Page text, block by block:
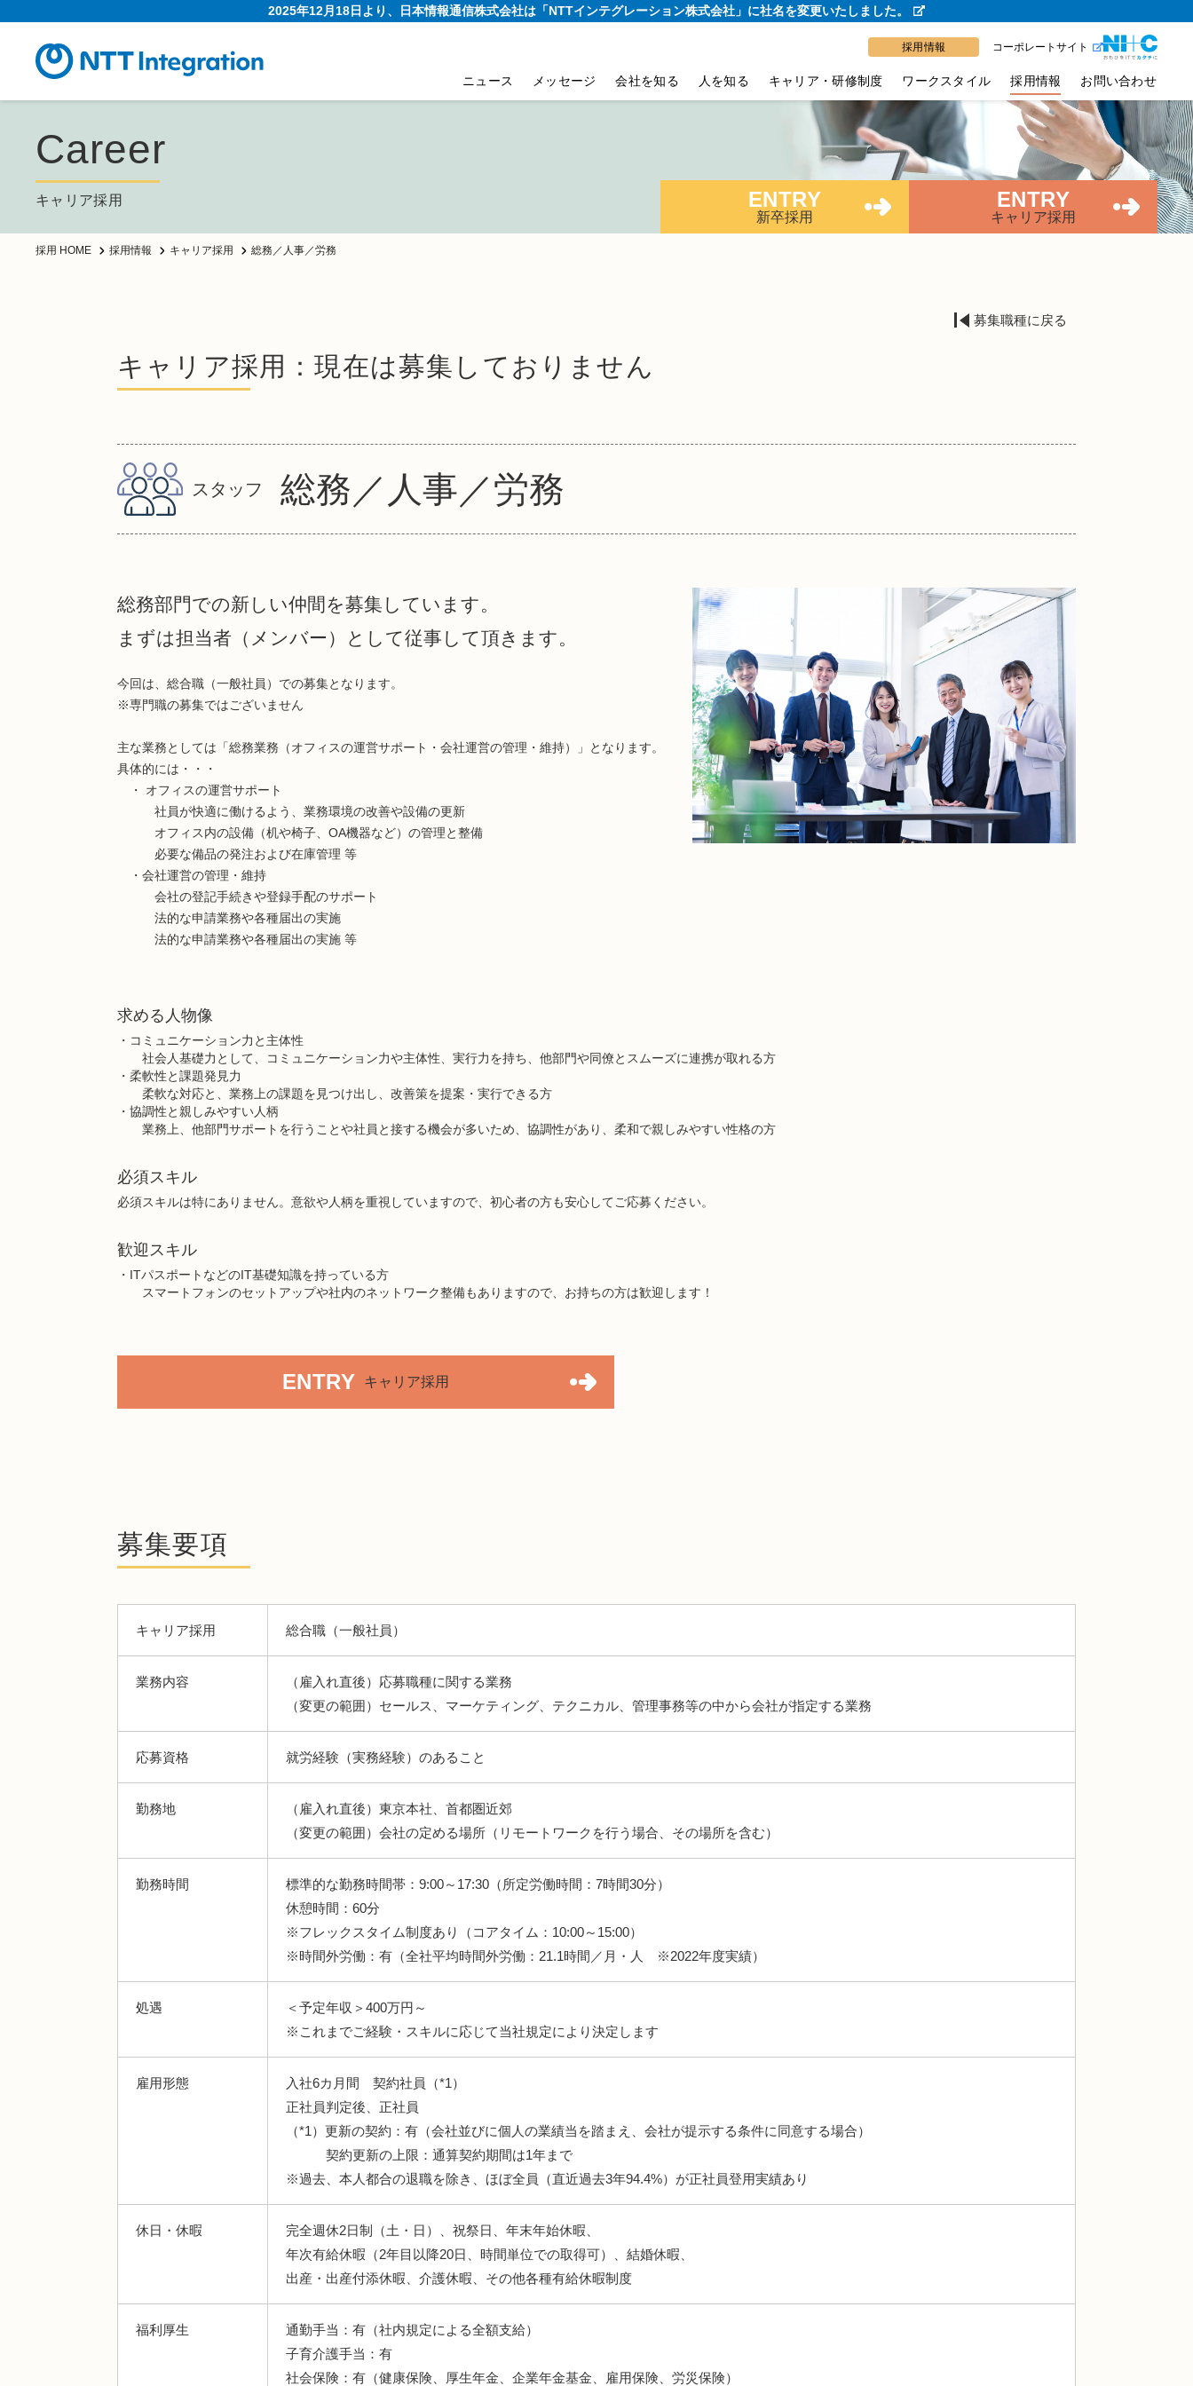
2025年12月18日より、日本情報通信株式会社は「NTTインテグレーション株式会社」に社名を変更いたしました。
採用情報 コーポレートサイト
ニュース メッセージ 会社を知る 人を知る キャリア・研修制度 ワークスタイル 採用情報 お問い合わせ
Career
キャリア採用 ENTRY
新卒採用
ENTRY
キャリア採用
採用 HOME 採用情報 キャリア採用 総務／人事／労務
募集職種に戻る
キャリア採用：現在は募集しておりません
スタッフ 総務／人事／労務
総務部門での新しい仲間を募集しています。
まずは担当者（メンバー）として従事して頂きます。
今回は、総合職（一般社員）での募集となります。
※専門職の募集ではございません
主な業務としては「総務業務（オフィスの運営サポート・会社運営の管理・維持）」となります。
具体的には・・・
・ オフィスの運営サポート
社員が快適に働けるよう、業務環境の改善や設備の更新
オフィス内の設備（机や椅子、OA機器など）の管理と整備
必要な備品の発注および在庫管理 等
・会社運営の管理・維持
会社の登記手続きや登録手配のサポート
法的な申請業務や各種届出の実施
法的な申請業務や各種届出の実施 等
求める人物像
・コミュニケーション力と主体性
社会人基礎力として、コミュニケーション力や主体性、実行力を持ち、他部門や同僚とスムーズに連携が取れる方
・柔軟性と課題発見力
柔軟な対応と、業務上の課題を見つけ出し、改善策を提案・実行できる方
・協調性と親しみやすい人柄
業務上、他部門サポートを行うことや社員と接する機会が多いため、協調性があり、柔和で親しみやすい性格の方
必須スキル
必須スキルは特にありません。意欲や人柄を重視していますので、初心者の方も安心してご応募ください。
歓迎スキル
・ITパスポートなどのIT基礎知識を持っている方
スマートフォンのセットアップや社内のネットワーク整備もありますので、お持ちの方は歓迎します！
ENTRY キャリア採用
募集要項
キャリア採用 総合職（一般社員 ）
業務内容
（雇入れ直後）応募職種に関する業務
（変更の範囲）セールス、マーケティング、テクニカル、管理事務等の中から会社が指定する業務
応募資格 就労経験（実務経験）のあること
勤務地
（雇入れ直後）東京本社、首都圏近郊
（変更の範囲）会社の定める場所（リモートワークを行う場合、その場所を含む）
勤務時間
標準的な勤務時間帯：9:00～17:30（所定労働時間：7時間30分）
休憩時間：60分
※フレックスタイム制度あり（コアタイム：10:00～15:00）
※時間外労働：有（全社平均時間外労働：21.1時間／月・人 ※2022年度実績）
処遇
＜予定年収＞400万円～
※これまでご経験・スキルに応じて当社規定により決定します
雇用形態
入社6カ月間 契約社員（*1）
正社員判定後、正社員
（*1）更新の契約：有（会社並びに個人の業績当を踏まえ、会社が提示する条件に同意する場合）
契約更新の上限：通算契約期間は1年まで
※過去、本人都合の退職を除き、ほぼ全員（直近過去3年94.4%）が正社員登用実績あり
休日・休暇
完全週休2日制（土・日）、祝祭日、年末年始休暇、
年次有給休暇（2年目以降20日、時間単位での取得可）、結婚休暇、
出産・出産付添休暇、介護休暇、その他各種有給休暇制度
福利厚生
通勤手当：有（社内規定による全額支給）
子育介護手当：有
社会保険：有（健康保険、厚生年金、企業年金基金、雇用保険、労災保険）